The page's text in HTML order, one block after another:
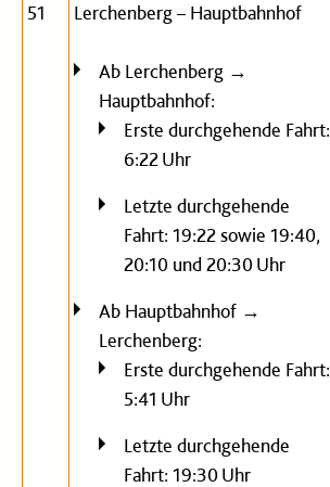
51 Lerchenberg – Hauptbahnhof
Ab Lerchenberg →
Hauptbahnhof:
Erste durchgehende Fahrt:
6:22 Uhr
Letzte durchgehende
Fahrt: 19:22 sowie 19:40,
20:10 und 20:30 Uhr
Ab Hauptbahnhof →
Lerchenberg:
Erste durchgehende Fahrt:
5:41 Uhr
Letzte durchgehende
Fahrt: 19:30 Uhr